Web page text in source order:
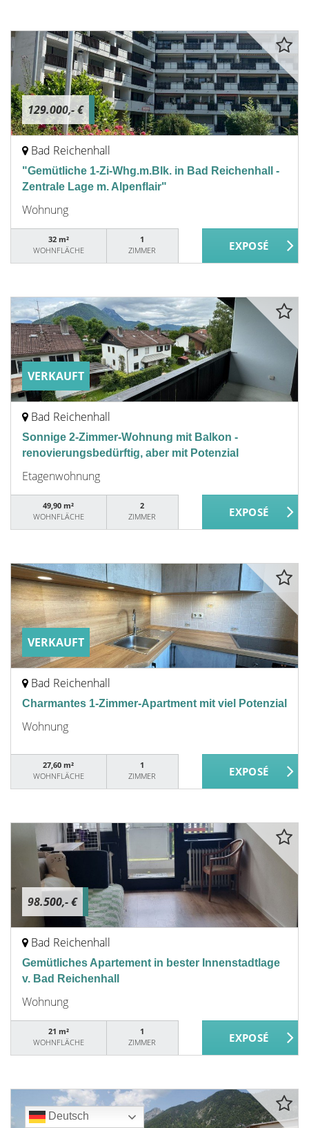
Deutsch
Deutsch
129.000,- €
Bad Reichenhall
"Gemütliche 1-Zi-Whg.m.Blk. in Bad Reichenhall -
Zentrale Lage m. Alpenflair"
Wohnung
32 m²
WOHNFLÄCHE
1
ZIMMER
VERKAUFT
Bad Reichenhall
Sonnige 2-Zimmer-Wohnung mit Balkon -
renovierungsbedürftig, aber mit Potenzial
Etagenwohnung
49,90 m²
WOHNFLÄCHE
2
ZIMMER
VERKAUFT
Bad Reichenhall
Charmantes 1-Zimmer-Apartment mit viel Potenzial
Wohnung
27,60 m²
WOHNFLÄCHE
1
ZIMMER
98.500,- €
Bad Reichenhall
Gemütliches Apartement in bester Innenstadtlage
v. Bad Reichenhall
Wohnung
21 m²
WOHNFLÄCHE
1
ZIMMER
Deutsch
Deutsch